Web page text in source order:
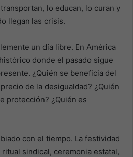
lo educan, lo curan y
llegan las crisis.
un día libre. En América
donde el pasado sigue
¿Quién se beneficia del
de la desigualdad? ¿Quién
protección? ¿Quién es
con el tiempo. La festividad
sindical, ceremonia estatal,